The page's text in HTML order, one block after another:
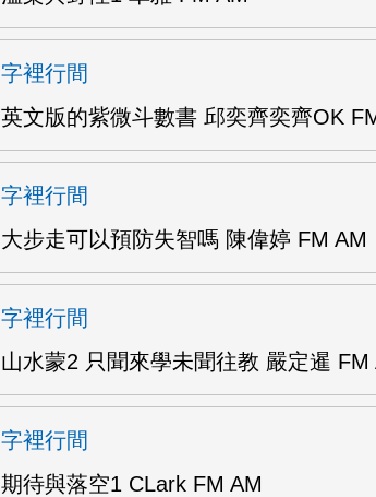
字裡行間
英文版的紫微斗數書 邱奕齊奕齊OK
字裡行間
大步走可以預防失智嗎 陳偉婷 FM AM
字裡行間
山水蒙2 只聞來學未聞往教 嚴定暹 FM
字裡行間
期待與落空1 CLark FM AM